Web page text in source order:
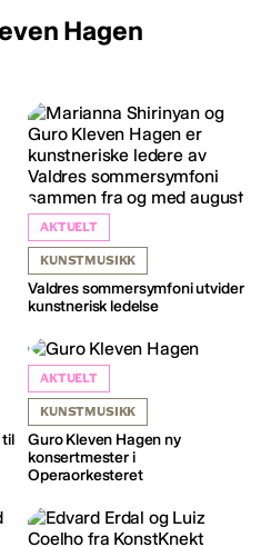
Hagen
AKTUELT
KUNSTMUSIKK
Valdres sommersymfoni utvider
kunstnerisk ledelse
til
AKTUELT
KUNSTMUSIKK
Guro Kleven Hagen ny
konsertmester i
Operaorkesteret